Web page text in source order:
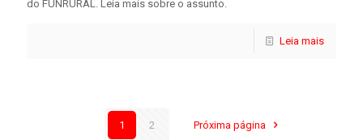
do FUNRURAL. Leia mais sobre o assunto.
Leia mais
1 2 Próxima página